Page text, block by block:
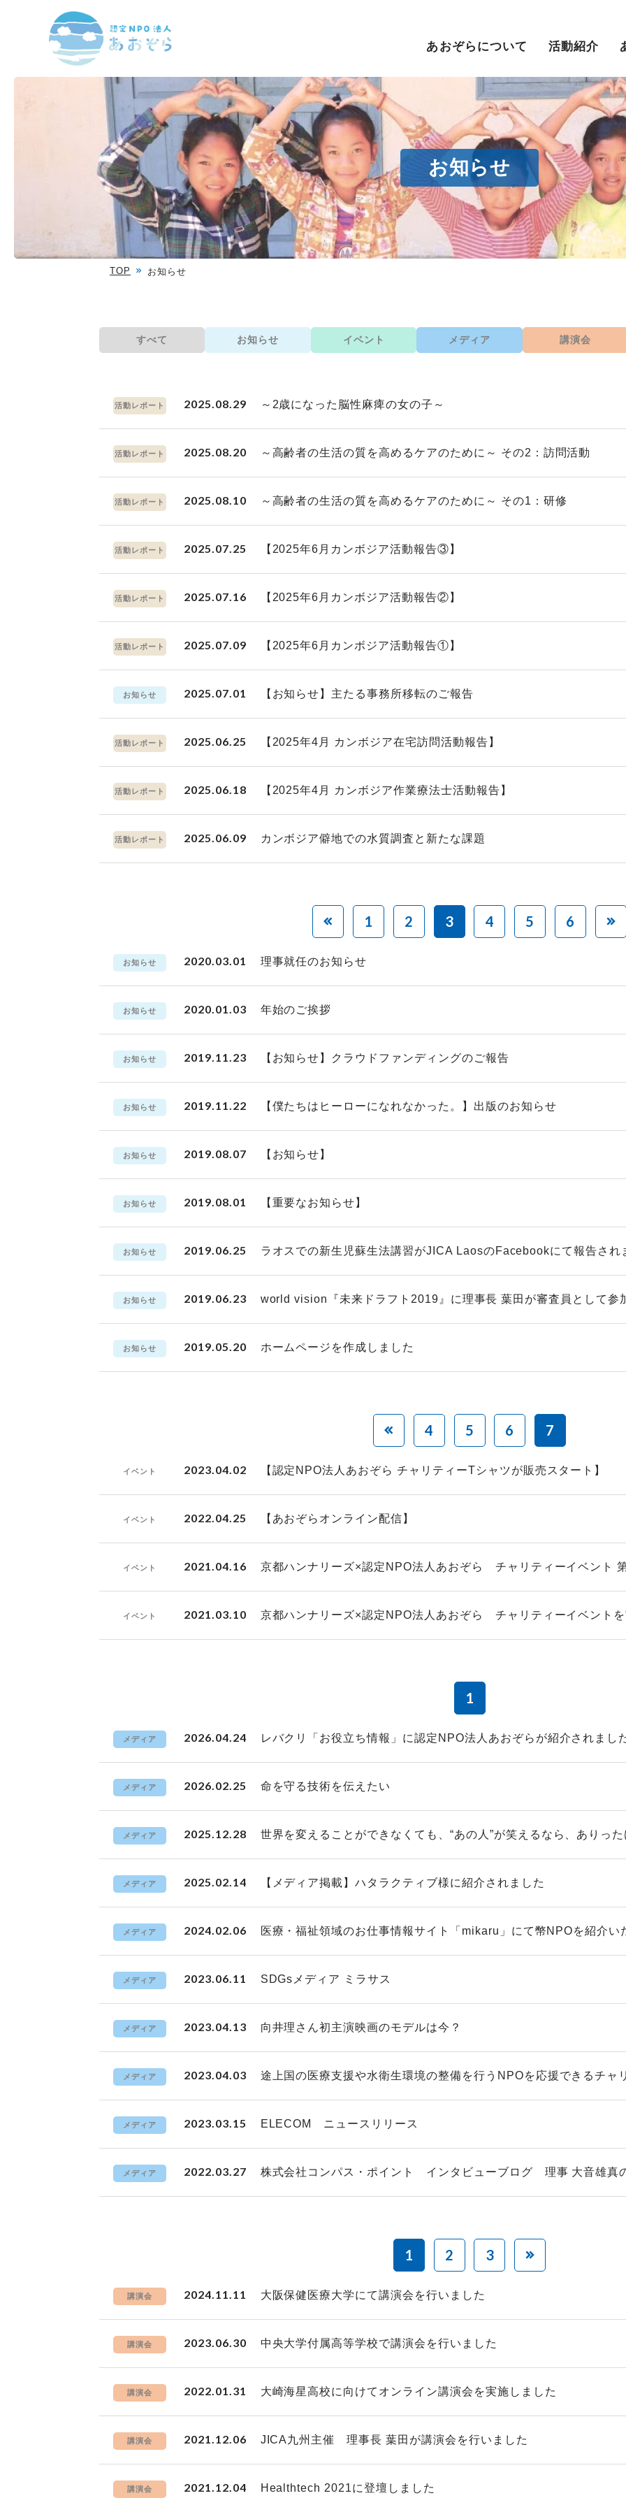
あおぞらについて 活動紹介
お知らせ
TOP お知らせ
すべて お知らせ イベント メディア 講演会
活動レポート 2025.08.29 ～2歳になった脳性麻痺の女の子～
活動レポート 2025.08.20 ～高齢者の生活の質を高めるケアのために～ その2：訪問活動
活動レポート 2025.08.10 ～高齢者の生活の質を高めるケアのために～ その1：研修
活動レポート 2025.07.25 【2025年6月カンボジア活動報告③】
活動レポート 2025.07.16 【2025年6月カンボジア活動報告②】
活動レポート 2025.07.09 【2025年6月カンボジア活動報告①】
お知らせ 2025.07.01 【お知らせ】主たる事務所移転のご報告
活動レポート 2025.06.25 【2025年4月 カンボジア在宅訪問活動報告】
活動レポート 2025.06.18 【2025年4月 カンボジア作業療法士活動報告】
活動レポート 2025.06.09 カンボジア僻地での水質調査と新たな課題
1 2 3 4 5 6
お知らせ 2020.03.01 理事就任のお知らせ
お知らせ 2020.01.03 年始のご挨拶
お知らせ 2019.11.23 【お知らせ】クラウドファンディングのご報告
お知らせ 2019.11.22 【僕たちはヒーローになれなかった。】出版のお知らせ
お知らせ 2019.08.07 【お知らせ】
お知らせ 2019.08.01 【重要なお知らせ】
お知らせ 2019.06.25 ラオスでの新生児蘇生法講習がJICA LaosのFacebookにて報告され
お知らせ 2019.06.23 world vision『未来ドラフト2019』に理事長 葉田が審査員として参
お知らせ 2019.05.20 ホームページを作成しました
4 5 6 7
イベント 2023.04.02 【認定NPO法人あおぞら チャリティーTシャツが販売スタート】
イベント 2022.04.25 【あおぞらオンライン配信】
イベント 2021.04.16 京都ハンナリーズ×認定NPO法人あおぞら チャリティーイベント
イベント 2021.03.10 京都ハンナリーズ×認定NPO法人あおぞら チャリティーイベント
1
メディア 2026.04.24 レバクリ「お役立ち情報」に認定NPO法人あおぞらが紹介されまし
メディア 2026.02.25 命を守る技術を伝えたい
メディア 2025.12.28 世界を変えることができなくても、“あの人”が笑えるなら、ありっ
メディア 2025.02.14 【メディア掲載】ハタラクティブ様に紹介されました
メディア 2024.02.06 医療・福祉領域のお仕事情報サイト「mikaru」にて幣NPOを紹介い
メディア 2023.06.11 SDGsメディア ミラサス
メディア 2023.04.13 向井理さん初主演映画のモデルは今？
メディア 2023.04.03 途上国の医療支援や水衛生環境の整備を行うNPOを応援できるチャ
メディア 2023.03.15 ELECOM ニュースリリース
メディア 2022.03.27 株式会社コンパス・ポイント インタビューブログ 理事 大音雄真
1 2 3
講演会 2024.11.11 大阪保健医療大学にて講演会を行いました
講演会 2023.06.30 中央大学付属高等学校で講演会を行いました
講演会 2022.01.31 大崎海星高校に向けてオンライン講演会を実施しました
講演会 2021.12.06 JICA九州主催 理事長 葉田が講演会を行いました
講演会 2021.12.04 Healthtech 2021に登壇しました